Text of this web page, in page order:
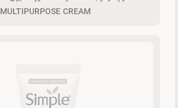
MULTIPURPOSE CREAM